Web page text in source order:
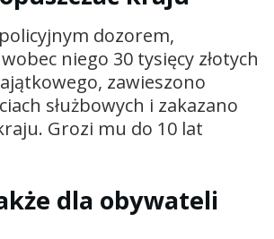
dozorem,
niego 30 tysięcy złotych
zawieszono
służbowych i zakazano
Grozi mu do 10 lat
dla obywateli